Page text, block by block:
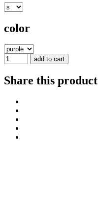
color
add to cart
Share this product